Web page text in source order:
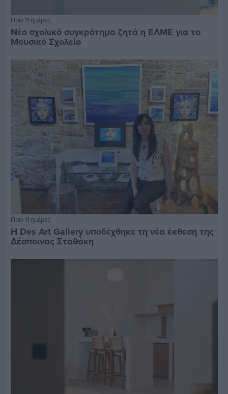
Πριν 11 ημέρες
Νέο σχολικό συγκρότημα ζητά η ΕΛΜΕ για το
Μουσικό Σχολείο
Πριν 11 ημέρες
Η Des Art Gallery υποδέχθηκε τη νέα έκθεση της
Δέσποινας Σταθάκη